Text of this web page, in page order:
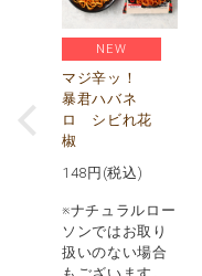
NEW
マジ辛ッ！
暴君ハバネ
ロ シビれ花
椒
148 円(税込)
※ナチュラルロー
ソンではお取り
扱いのない場合